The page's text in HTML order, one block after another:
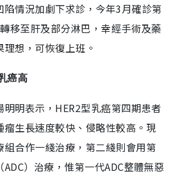
陷情況加劇下求診，今年3月確診第
移至肝及部分淋巴，幸經手術及藥
想，可恢復上班。
癌高
明表示，HER2型乳癌第四期患者
瘤生長速度較快、侵略性較高。現
組合作一綫治療，第二綫則會用第
）治療，惟第一代ADC整體無惡